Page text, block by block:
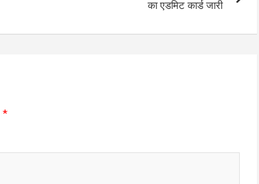
का एडमिट कार्ड जारी
*